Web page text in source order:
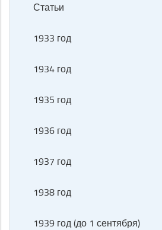
Статьи
1933 год
1934 год
1935 год
1936 год
1937 год
1938 год
1939 год (до 1 сентября)